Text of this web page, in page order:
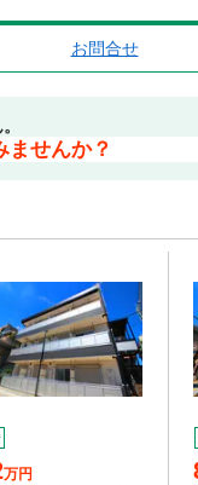
お問合せ
ませんか？
万円